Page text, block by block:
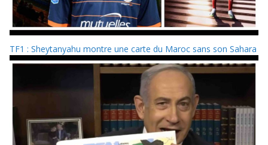
TF1 : Sheytanyahu montre une carte du Maroc sans son Sahara